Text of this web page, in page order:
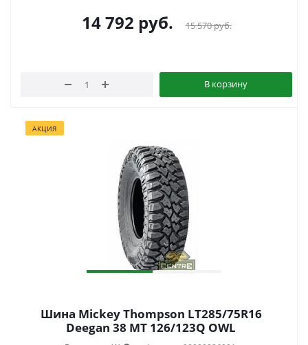
14 792 руб. 15 570руб.
В корзину
АКЦИЯ
Шина Mickey Thompson LT285/75R16
Deegan 38 MT 126/123Q OWL